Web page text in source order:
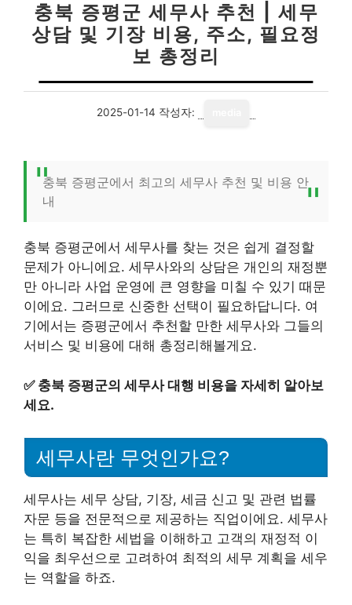
충북 증평군 세무사 추천 | 세무
상담 및 기장 비용, 주소, 필요정
보 총정리
2025-01-14 작성자:
충북 증평군에서 최고의 세무사 추천 및 비용 안
내
충북 증평군에서 세무사를 찾는 것은 쉽게 결정할
문제가 아니에요. 세무사와의 상담은 개인의 재정뿐
만 아니라 사업 운영에 큰 영향을 미칠 수 있기 때문
이에요. 그러므로 신중한 선택이 필요하답니다. 여
기에서는 증평군에서 추천할 만한 세무사와 그들의
서비스 및 비용에 대해 총정리해볼게요.
✅ 충북 증평군의 세무사 대행 비용을 자세히 알아보
세요.
세무사란 무엇인가요?
세무사는 세무 상담, 기장, 세금 신고 및 관련 법률
자문 등을 전문적으로 제공하는 직업이에요. 세무사
는 특히 복잡한 세법을 이해하고 고객의 재정적 이
익을 최우선으로 고려하여 최적의 세무 계획을 세우
는 역할을 하죠.